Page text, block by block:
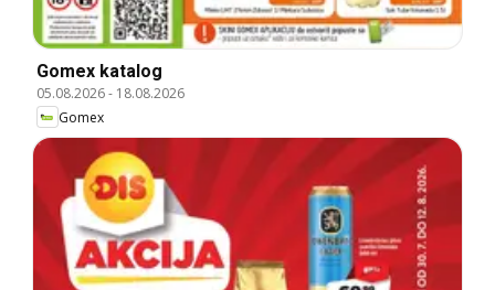
Gomex katalog
05.08.2026- 18.08.2026
Gomex